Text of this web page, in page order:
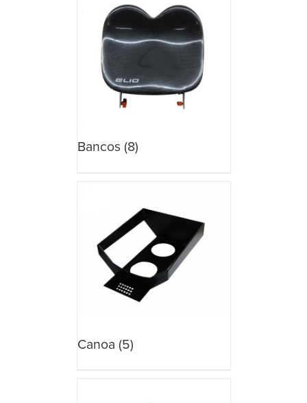
Bancos (8)
Canoa (5)